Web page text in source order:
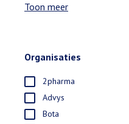
Toon meer
Organisaties
2pharma
Advys
Bota